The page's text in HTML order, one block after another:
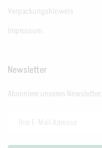
Verpackungshinweis
Impressum
Newsletter
Abonniere unseren Newsletter.